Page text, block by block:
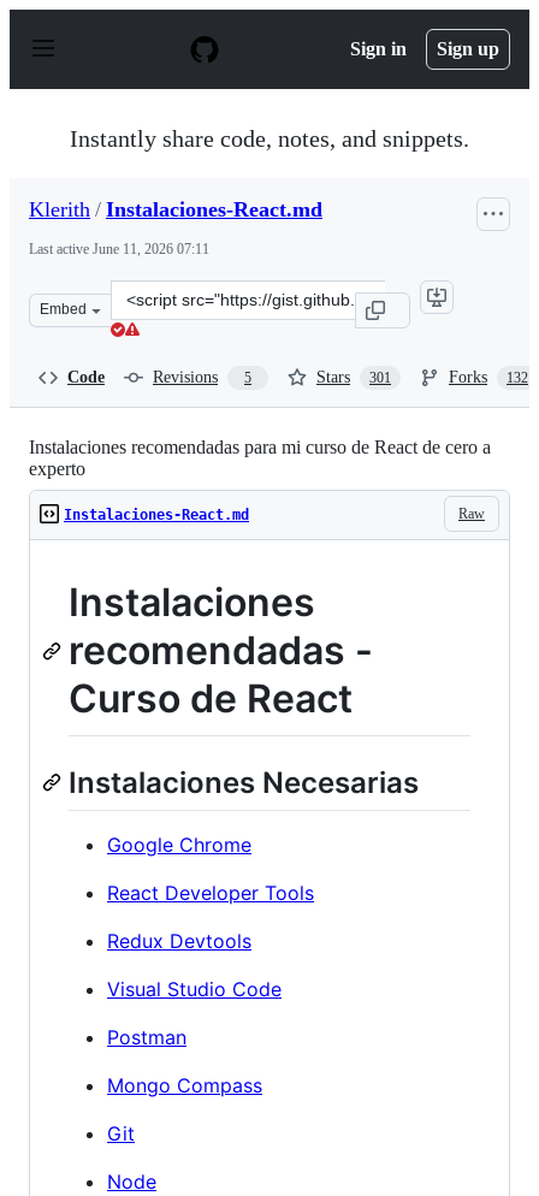
p
Sign in Sign up
Instantly share code, notes, and snippets.
Klerith / Instalaciones-React.md
Last active June 11, 2026 07:11
Embed
Clone
this
Code Revisions 5 Stars 301 Forks 132
Instalaciones recomendadas para mi curso de React de cero a
experto
Raw
Instalaciones-React.md
Instalaciones
recomendadas -
Curso de React
Instalaciones Necesarias
Google Chrome
React Developer Tools
Redux Devtools
Visual Studio Code
Postman
Mongo Compass
Git
Node